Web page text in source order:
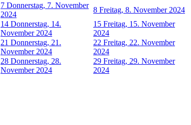
7 Donnerstag, 7. November
2024
8 Freitag, 8. November 2024
14 Donnerstag, 14.
November 2024
15 Freitag, 15. November
2024
21 Donnerstag, 21.
November 2024
22 Freitag, 22. November
2024
28 Donnerstag, 28.
November 2024
29 Freitag, 29. November
2024